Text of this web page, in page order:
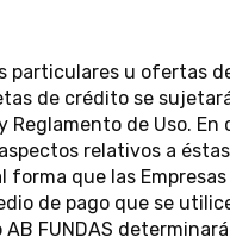
u ofertas
de crédito se
de Uso.
relativos a
que las
de pago que se
FUNDAS